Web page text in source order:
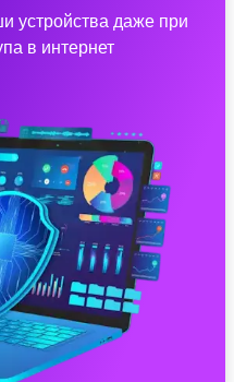
устройства даже при
в интернет